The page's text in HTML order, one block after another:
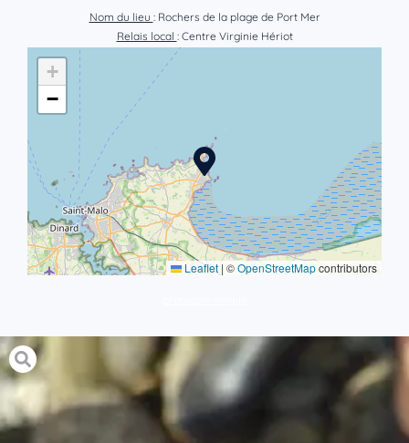
Nom du lieu : Rochers de la plage de Port Mer
Relais local : Centre Virginie Hériot
+
−
Leaflet | ©OpenStreetMapcontributors